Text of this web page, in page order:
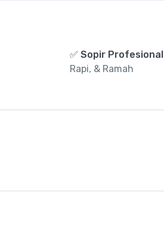
✅ Sopir Profesional
Rapi, & Ramah